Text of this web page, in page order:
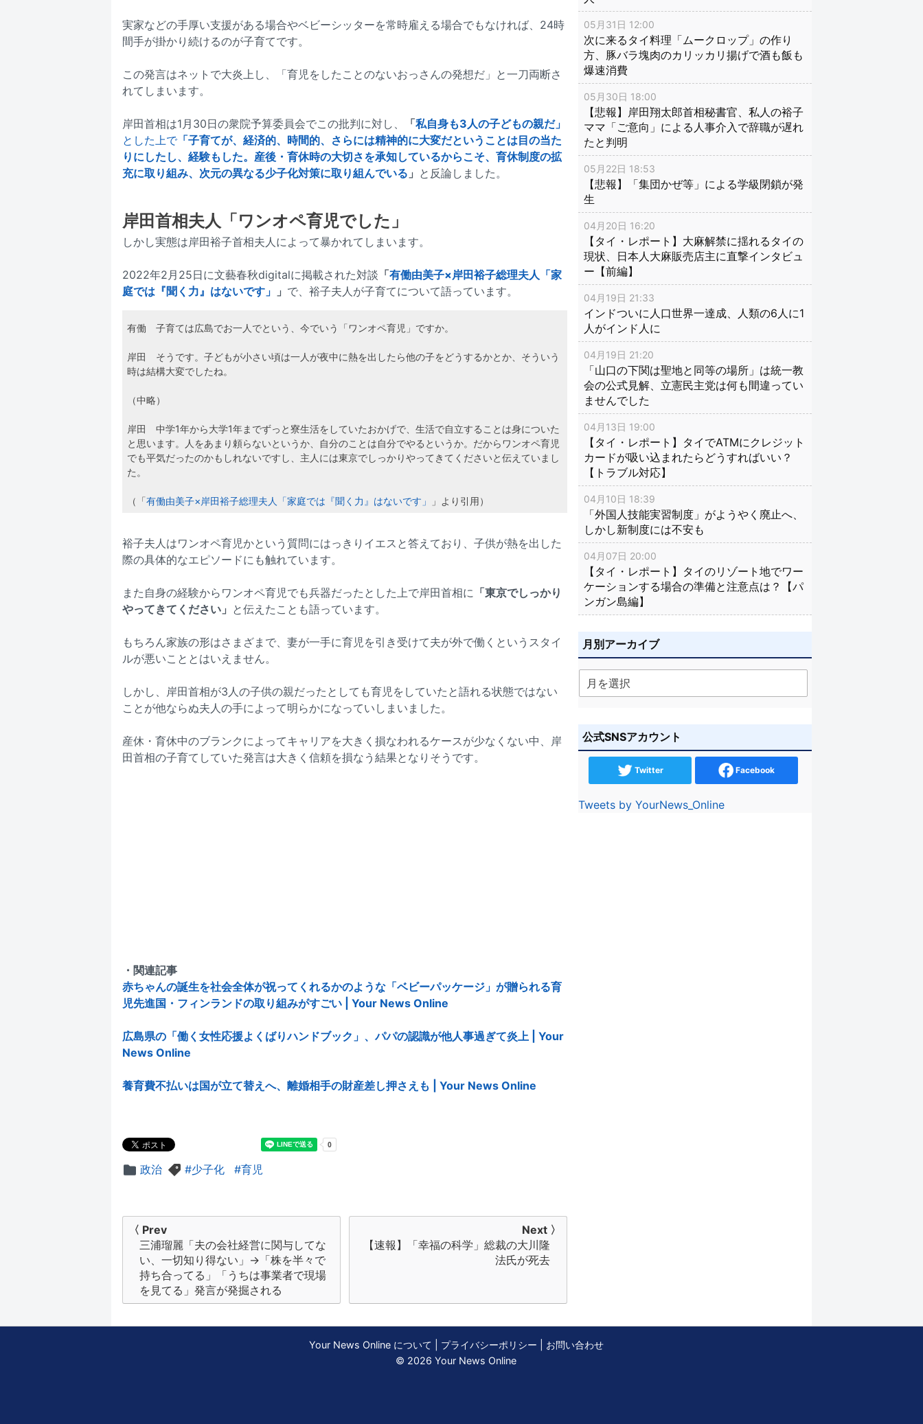
実家などの手厚い支援がある場合やベビーシッターを常時雇える場合でもなければ、24時
間手が掛かり続けるのが子育てです。
この発言はネットで大炎上し、「育児をしたことのないおっさんの発想だ」と一刀両断さ
れてしまいます。
岸田首相は1月30日の衆院予算委員会でこの批判に対し、 「私自身も3人の子どもの親だ」
とした上で「子育てが、経済的、時間的、さらには精神的に大変だということは目の当た
りにしたし、経験もした。産後・育休時の大切さを承知しているからこそ、育休制度の拡
充に取り組み、次元の異なる少子化対策に取り組んでいる 」 と反論しました。
岸田首相夫人「ワンオペ育児でした」
しかし実態は岸田裕子首相夫人によって暴かれてしまいます。
2022年2月25日に文藝春秋digitalに掲載された対談 「有働由美子×岸田裕子総理夫人「家
庭では『聞く力』はないです」
」 で、裕子夫人が子育てについて語っています。
有働 子育ては広島でお一人でという、今でいう「ワンオペ育児」ですか。
岸田 そうです。子どもが小さい頃は一人が夜中に熱を出したら他の子をどうするかとか、そういう
時は結構大変でしたね。
（中略）
岸田 中学1年から大学1年までずっと寮生活をしていたおかげで、生活で自立することは身についた
と思います。人をあまり頼らないというか、自分のことは自分でやるというか。だからワンオペ育児
でも平気だったのかもしれないですし、主人には東京でしっかりやってきてくださいと伝えていまし
た。
（「有働由美子×岸田裕子総理夫人「家庭では『聞く力』はないです」 」より引用）
裕子夫人はワンオペ育児かという質問にはっきりイエスと答えており、子供が熱を出した
際の具体的なエピソードにも触れています。
また自身の経験からワンオペ育児でも兵器だったとした上で岸田首相に 「東京でしっかり
やってきてください」 と伝えたことも語っています。
もちろん家族の形はさまざまで、妻が一手に育児を引き受けて夫が外で働くというスタイ
ルが悪いこととはいえません。
しかし、岸田首相が3人の子供の親だったとしても育児をしていたと語れる状態ではない
ことが他ならぬ夫人の手によって明らかになっていしまいました。
産休・育休中のブランクによってキャリアを大きく損なわれるケースが少なくない中、岸
田首相の子育てしていた発言は大きく信頼を損なう結果となりそうです。
・関連記事
赤ちゃんの誕生を社会全体が祝ってくれるかのような「ベビーパッケージ」が贈られる育
児先進国・フィンランドの取り組みがすごい | Your News Online
広島県の「働く女性応援よくばりハンドブック」、パパの認識が他人事過ぎて炎上 | Your
News Online
養育費不払いは国が立て替えへ、離婚相手の財産差し押さえも | Your News Online
政治 少子化 育児
ビ
ゲ
〈 Prev
三浦瑠麗「夫の会社経営に関与してな
い、一切知り得ない」→「株を半々で
持ち合ってる」「うちは事業者で現場
を見てる」発言が発掘される
Next 〉
【速報】「幸福の科学」総裁の大川隆
法氏が死去
05月31日 12:00
次に来るタイ料理「ムークロップ」の作り
方、豚バラ塊肉のカリッカリ揚げで酒も飯も
爆速消費
05月30日 18:00
【悲報】岸田翔太郎首相秘書官、私人の裕子
ママ「ご意向」による人事介入で辞職が遅れ
たと判明
05月22日 18:53
【悲報】「集団かぜ等」による学級閉鎖が発
生
04月20日 16:20
【タイ・レポート】大麻解禁に揺れるタイの
現状、日本人大麻販売店主に直撃インタビュ
ー【前編】
04月19日 21:33
インドついに人口世界一達成、人類の6人に1
人がインド人に
04月19日 21:20
「山口の下関は聖地と同等の場所」は統一教
会の公式見解、立憲民主党は何も間違ってい
ませんでした
04月13日 19:00
【タイ・レポート】タイでATMにクレジット
カードが吸い込まれたらどうすればいい？
【トラブル対応】
04月10日 18:39
「外国人技能実習制度」がようやく廃止へ、
しかし新制度には不安も
04月07日 20:00
【タイ・レポート】タイのリゾート地でワー
ケーションする場合の準備と注意点は？【パ
ンガン島編】
月別アーカイブ
公式SNSアカウント
Twitter Facebook
Tweets by YourNews_Online
Your News Online について プライバシーポリシー
お問い合わせ
© 2026 Your News Online